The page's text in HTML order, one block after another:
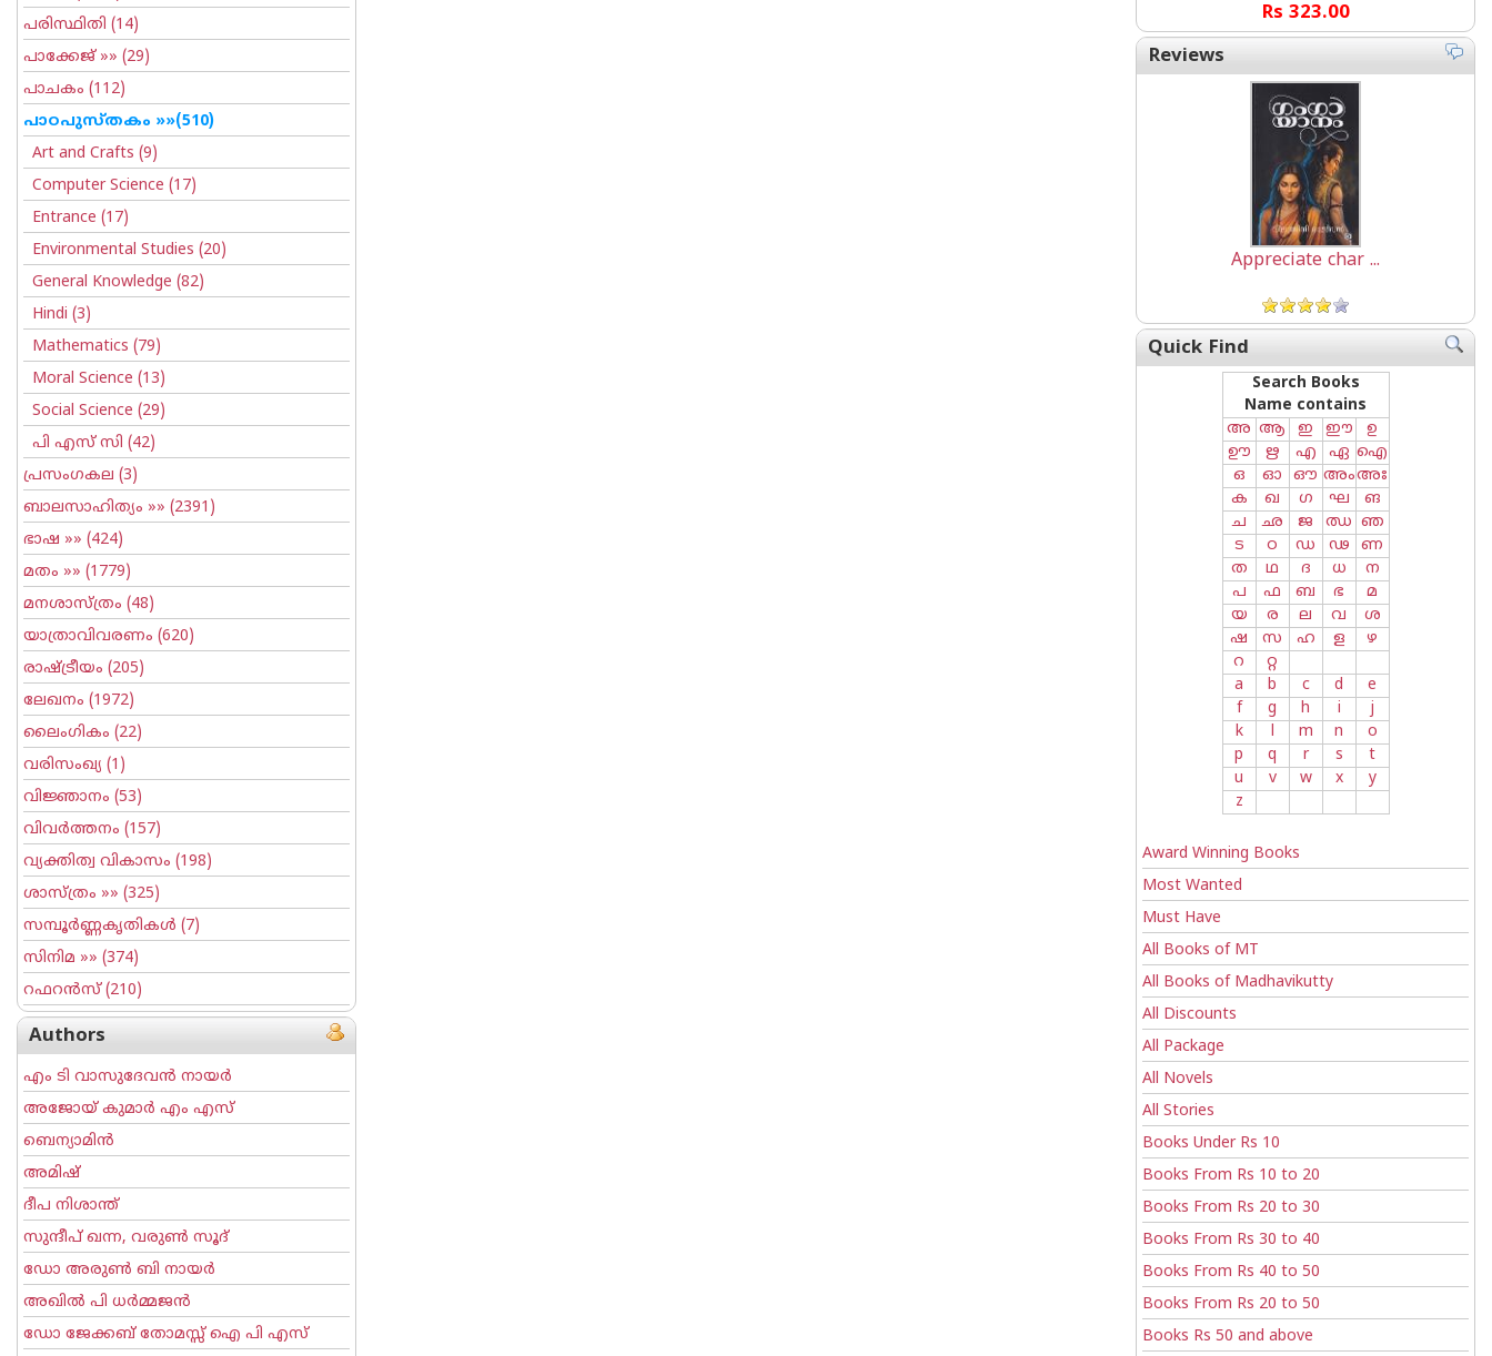
പരിസ്ഥിതി (14)
പാക്കേജ് »» (29)
പാചകം (112)
പാഠപുസ്തകം »»(510)
Art and Crafts (9)
Computer Science (17)
Entrance (17)
Environmental Studies (20)
General Knowledge (82)
Hindi (3)
Mathematics (79)
Moral Science (13)
Social Science (29)
പി എസ് സി (42)
പ്രസംഗകല (3)
ബാലസാഹിത്യം »» (2391)
ഭാഷ »» (424)
മതം »» (1779)
മനശാസ്ത്രം (48)
യാത്രാവിവരണം (620)
രാഷ്ട്രീയം (205)
ലേഖനം (1972)
ലൈംഗികം (22)
വരിസംഖ്യ (1)
വിജ്ഞാനം (53)
വിവര്‍ത്തനം (157)
വ്യക്തിത്വ വികാസം (198)
ശാസ്ത്രം »» (325)
സമ്പൂര്‍ണ്ണകൃതികള്‍ (7)
സിനിമ »» (374)
റഫറന്‍സ്(210)
Authors
എം ടി വാസുദേവന്‍ നായര്‍
അജോയ് കുമാര്‍ എം എസ്
ബെന്യാമിന്‍
അമിഷ്
ദീപ നിശാന്ത്
സുന്ദീപ് ഖന്ന, വരുൺ സൂദ്
ഡോ അരുണ്‍ ബി നായര്‍
അഖില്‍ പി ധര്‍മ്മജന്‍
ഡോ ജേക്കബ് തോമസ്സ് ഐ പി എസ്
Rs 323.00
Reviews
Appreciate char ...
Quick Find
Search Books
Name contains
അ ആ ഇ ഈ
ഉ
ഊ
ഋ എ ഏ ഐ
ഒ
ഓ ഔ അംഅഃ
ക
ഖ ഗ ഘ
ങ
ച
ഛ ജ ഝ ഞ
ട
ഠ ഡ ഢ
ണ
ത
ഥ ദ ധ
ന
പ
ഫ ബ ഭ
മ
യ
ര ല വ
ശ
ഷ
സ ഹ ള
ഴ
റ
റ്റ
a
b c d
e
f
g h i
j
k
l m n
o
p
q r s
t
u
v w x
y
z
Award Winning Books
Most Wanted
Must Have
All Books of MT
All Books of Madhavikutty
All Discounts
All Package
All Novels
All Stories
Books Under Rs 10
Books From Rs 10 to 20
Books From Rs 20 to 30
Books From Rs 30 to 40
Books From Rs 40 to 50
Books From Rs 20 to 50
Books Rs 50 and above